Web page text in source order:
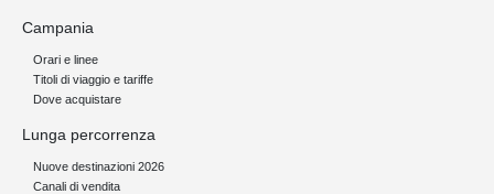
Campania
Orari e linee
Titoli di viaggio e tariffe
Dove acquistare
Lunga percorrenza
Nuove destinazioni 2026
Canali di vendita